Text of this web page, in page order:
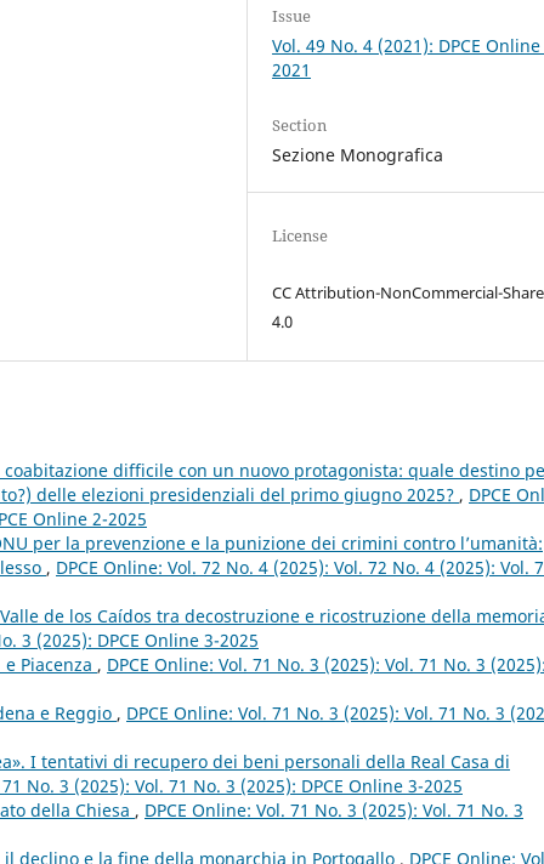
Issue
Vol. 49 No. 4 (2021): DPCE
2021
Section
Sezione Monografica
License
CC Attribution-NonCommercial-
4.0
coabitazione difficile con un nuovo protagonista: quale destino
delle elezioni presidenziali del primo giugno 2025? , DPCE
Online 2-2025
per la prevenzione e la punizione dei crimini contro l’umanità:
, DPCE Online: Vol. 72 No. 4 (2025): Vol. 72 No. 4 (2025): Vol.
de los Caídos tra decostruzione e ricostruzione della
3 (2025): DPCE Online 3-2025
Piacenza , DPCE Online: Vol. 71 No. 3 (2025): Vol. 71 No. 3
e Reggio , DPCE Online: Vol. 71 No. 3 (2025): Vol. 71 No. 3
I tentativi di recupero dei beni personali della Real Casa di
No. 3 (2025): Vol. 71 No. 3 (2025): DPCE Online 3-2025
della Chiesa , DPCE Online: Vol. 71 No. 3 (2025): Vol. 71 No. 3
declino e la fine della monarchia in Portogallo , DPCE Online: